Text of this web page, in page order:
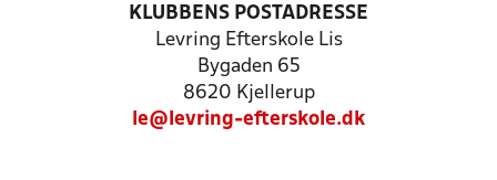
KLUBBENS POSTADRESSE
Levring Efterskole Lis
Bygaden 65
8620 Kjellerup
le@levring-efterskole.dk